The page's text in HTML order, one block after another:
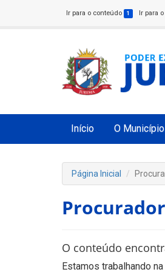
Ir para o conteúdo 1 Ir para
Início O Município
Página Inicial
O conteúdo
Estamos trabalhando